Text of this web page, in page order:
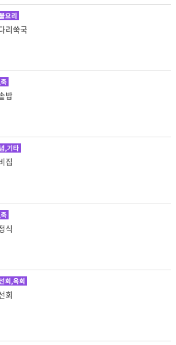
요리
리쑥국
밥
,기타
집
식
회,육회
회